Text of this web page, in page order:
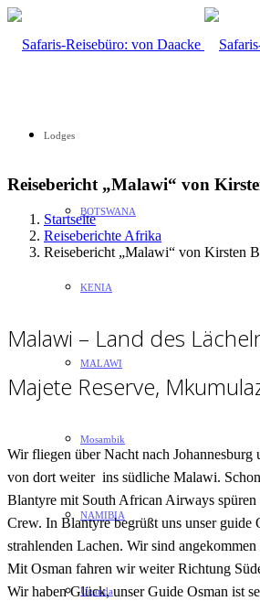
Lodges
BOTSWANA
KENIA
MALAWI
Mosambik
NAMIBIA
Uganda
Reisebericht „Malawi“ von
Startseite
Reiseberichte Afrika
Reisebericht „Malawi“ von Kirsten
Malawi – Land des
Majete Reserve,
Wir fliegen über Nacht nach Johannesburg
von dort weiter ins südliche Malawi.
Blantyre mit South African Airways
Crew. In Blantyre begrüßt uns unser guide
strahlenden Lachen. Wir sind
Mit Osman fahren wir weiter Richtung
Wir haben Glück, unser Guide Osman ist